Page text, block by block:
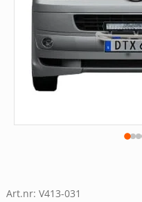
Art.nr: V413-031